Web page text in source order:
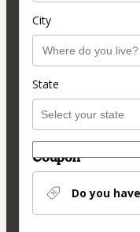
City
State
Coupon
Do you